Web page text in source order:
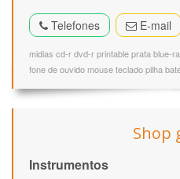
Telefones E-mail
midias cd-r dvd-r printable prata blue-
fone de ouvido mouse teclado pilha
Shop
Instrumentos